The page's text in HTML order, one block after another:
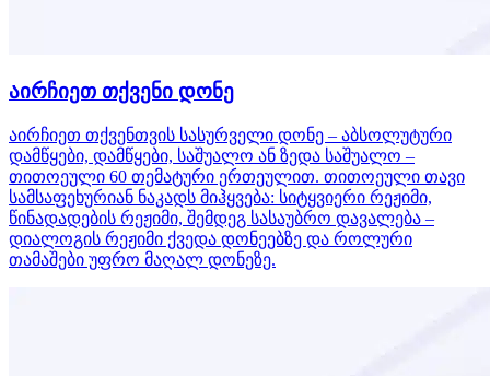
აირჩიეთ თქვენი დონე
აირჩიეთ თქვენთვის სასურველი დონე – აბსოლუტური
დამწყები, დამწყები, საშუალო ან ზედა საშუალო –
თითოეული 60 თემატური ერთეულით. თითოეული თავი
სამსაფეხურიან ნაკადს მიჰყვება: სიტყვიერი რეჟიმი,
წინადადების რეჟიმი, შემდეგ სასაუბრო დავალება –
დიალოგის რეჟიმი ქვედა დონეებზე და როლური
თამაშები უფრო მაღალ დონეზე.